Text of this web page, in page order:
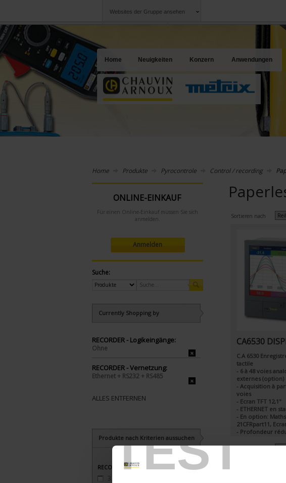
TEST
Websites der Gruppe ansehen
Home Neuigkeiten Konzern Anwendungen
Home Produkte Pyrocontrole Control / recording
ONLINE-EINKAUF
Für einen Online-Einkauf müssen Sie sich
anmelden.
Anmelden
Suche:
Currently Shopping by
RECORDER - Logikeingänge:
Ohne
RECORDER - Vernetzung:
Ethernet + RS232 + RS485
ALLES ENTFERNEN
Produkte nach Kriterien aussuchen
RECORDER - Anzahl Messkanäle
3
Sortieren nach
CA6530
C.A 6530
tactile
- 6 à 48 voies
externes (option)
- Acquisition à
voies
- Ecran TFT 12,1"
- ETHERNET en
- En option:
21CFRpart11,
- Profondeur